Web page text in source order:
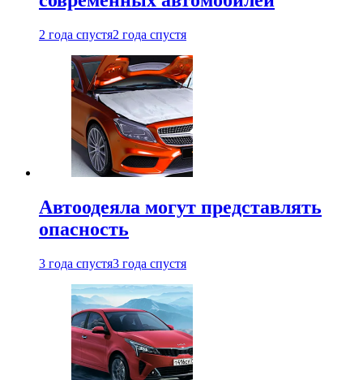
2 года спустя2 года спустя
Автоодеяла могут представлять
опасность
3 года спустя3 года спустя